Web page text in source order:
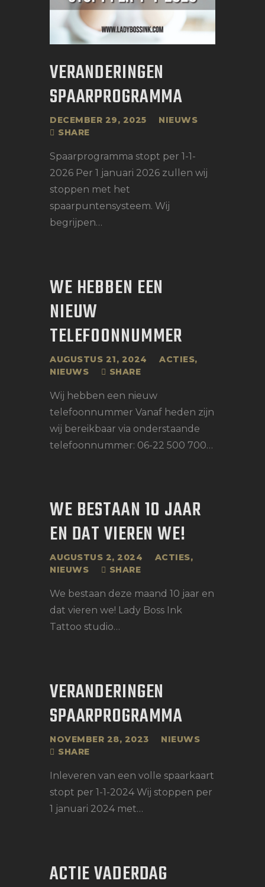
VERANDERINGEN
SPAARPROGRAMMA
DECEMBER 29, 2025
NIEUWS
SHARE
Spaarprogramma stopt per 1-1-
2026 Per 1 januari 2026 zullen wij
stoppen met het
spaarpuntensysteem. Wij
begrijpen…
WE HEBBEN EEN
NIEUW
TELEFOONNUMMER
AUGUSTUS 21, 2024 ACTIES,
NIEUWS
SHARE
Wij hebben een nieuw
telefoonnummer Vanaf heden zijn
wij bereikbaar via onderstaande
telefoonnummer: 06-22 500 700…
WE BESTAAN 10 JAAR
EN DAT VIEREN WE!
AUGUSTUS 2, 2024 ACTIES,
NIEUWS
SHARE
We bestaan deze maand 10 jaar en
dat vieren we! Lady Boss Ink
Tattoo studio…
VERANDERINGEN
SPAARPROGRAMMA
NOVEMBER 28, 2023
NIEUWS
SHARE
Inleveren van een volle spaarkaart
stopt per 1-1-2024 Wij stoppen per
1 januari 2024 met…
ACTIE VADERDAG